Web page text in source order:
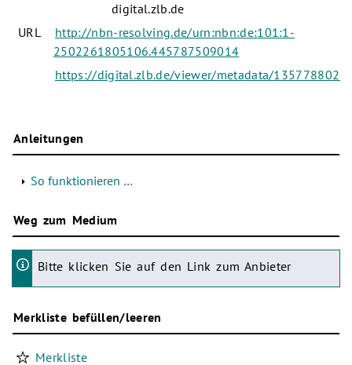
digital.zlb.de
URL
http://nbn-resolving.de/urn:nbn:de:101:1-
2502261805106.445787509014
https://digital.zlb.de/viewer/metadata/1357788029/
Anleitungen
So funktionieren …
Weg zum Medium
Bitte klicken Sie auf den Link zum Anbieter
Merkliste befüllen/leeren
Merkliste